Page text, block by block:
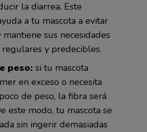
la diarrea. Este
a tu mascota a evitar
sus necesidades
y predecibles.
peso: si tu mascota
en exceso o necesita
de peso, la fibra será
este modo, tu mascota se
sin ingerir demasiadas